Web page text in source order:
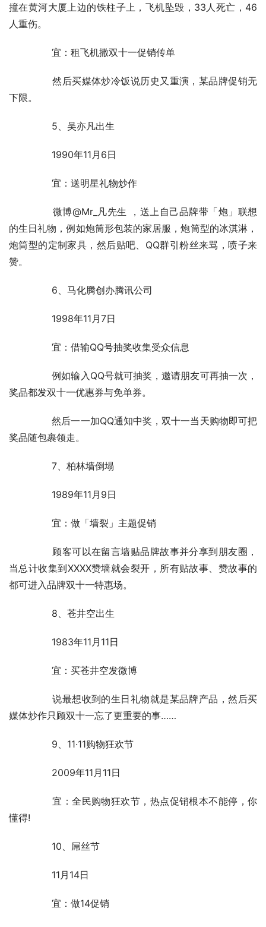
撞在黄河大厦上边的铁柱子上，飞机坠毁，33人死亡，46
人重伤。
	　　宜：租飞机撒双十一促销传单
下限。
	　　5、吴亦凡出生
	　　1990年11月6日
	　　宜：送明星礼物炒作
的生日礼物，例如炮筒形包装的家居服，炮筒型的冰淇淋，
炮筒型的定制家具，然后贴吧、QQ群引粉丝来骂，喷子来
赞。
	　　6、马化腾创办腾讯公司
	　　1998年11月7日
	　　宜：借输QQ号抽奖收集受众信息
奖品都发双十一优惠券与免单券。
奖品随包裹领走。
	　　7、柏林墙倒塌
	　　1989年11月9日
	　　宜：做「墙裂」主题促销
当总计收集到XXXX赞墙就会裂开，所有贴故事、赞故事的
都可进入品牌双十一特惠场。
	　　8、苍井空出生
	　　1983年11月11日
	　　宜：买苍井空发微博
媒体炒作只顾双十一忘了更重要的事……
	　　9、11·11购物狂欢节
	　　2009年11月11日
懂得!
	　　10、屌丝节
	　　11月14日
	　　宜：做14促销